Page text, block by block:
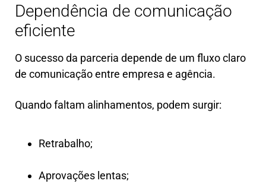
Dependência de comunicação
eficiente
O sucesso da parceria depende de um fluxo claro
de comunicação entre empresa e agência.
Quando faltam alinhamentos, podem surgir:
Retrabalho;
Aprovações lentas;